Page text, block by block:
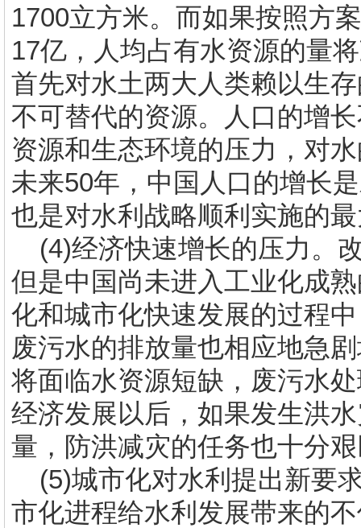
1700立方米。而如果按照方
17亿，人均占有水资源的量
首先对水土两大人类赖以生
不可替代的资源。人口的增
资源和生态环境的压力，对
未来50年，中国人口的增长
也是对水利战略顺利实施的
(4)经济快速增长的压力。
但是中国尚未进入工业化成
化和城市化快速发展的过程
废污水的排放量也相应地急
将面临水资源短缺，废污水
经济发展以后，如果发生洪
量，防洪减灾的任务也十分
(5)城市化对水利提出新要
市化进程给水利发展带来的